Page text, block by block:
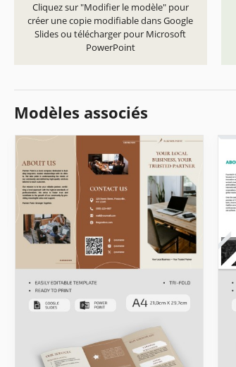
Cliquez sur "Modifier le modèle" pour
créer une copie modifiable dans Google
Slides ou télécharger pour Microsoft
PowerPoint
Modèles associés